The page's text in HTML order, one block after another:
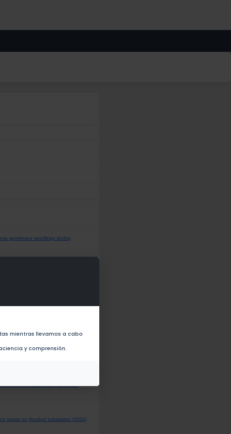
mientras llevamos a cabo
y comprensión.
germinans seedlings during
(2026)
grown on flooded substrates (2020)